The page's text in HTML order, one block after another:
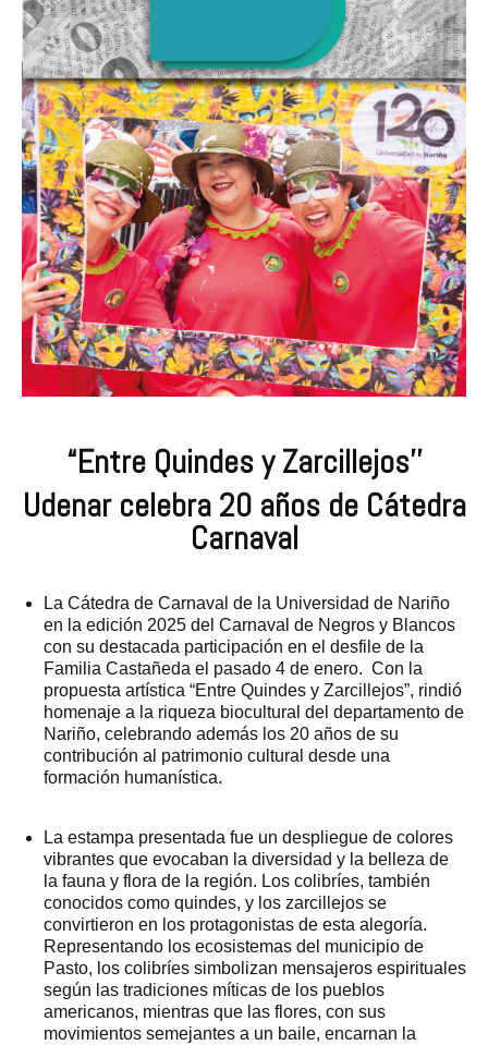
“Entre Quindes y Zarcillejos’’
Udenar celebra 20 años de Cátedra
Carnaval
La Cátedra de Carnaval de la Universidad de Nariño
en la edición 2025 del Carnaval de Negros y Blancos
con su destacada participación en el desfile de la
Familia Castañeda el pasado 4 de enero. Con la
propuesta artística “Entre Quindes y Zarcillejos”, rindió
homenaje a la riqueza biocultural del departamento de
Nariño, celebrando además los 20 años de su
contribución al patrimonio cultural desde una
formación humanística.
La estampa presentada fue un despliegue de colores
vibrantes que evocaban la diversidad y la belleza de
la fauna y flora de la región. Los colibríes, también
conocidos como quindes, y los zarcillejos se
convirtieron en los protagonistas de esta alegoría.
Representando los ecosistemas del municipio de
Pasto, los colibríes simbolizan mensajeros espirituales
según las tradiciones míticas de los pueblos
americanos, mientras que las flores, con sus
movimientos semejantes a un baile, encarnan la